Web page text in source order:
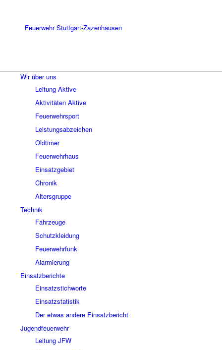
Wir über uns
Leitung Aktive
Aktivitäten Aktive
Feuerwehrsport
Leistungsabzeichen
Oldtimer
Feuerwehrhaus
Einsatzgebiet
Chronik
Altersgruppe
Technik
Fahrzeuge
Schutzkleidung
Feuerwehrfunk
Alarmierung
Einsatzberichte
Einsatzstichworte
Einsatzstatistik
Der etwas andere Einsatzbericht
Jugendfeuerwehr
Leitung JFW